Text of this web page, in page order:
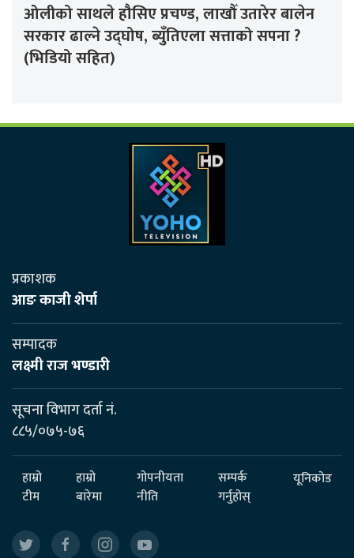
ओलीको साथले हौसिए प्रचण्ड, लाखौँ उतारेर बालेन
सरकार ढाल्ने उद्घोष, ब्युँतिएला सत्ताको सपना ?
(भिडियो सहित)
प्रकाशक
आङ काजी शेर्पा
सम्पादक
लक्ष्मी राज भण्डारी
सूचना विभाग दर्ता नं.
८८५/०७५-७६
हाम्रो
टीम
हाम्रो
बारेमा
गोपनीयता
नीति
सम्पर्क
गर्नुहोस्
यूनिकोड